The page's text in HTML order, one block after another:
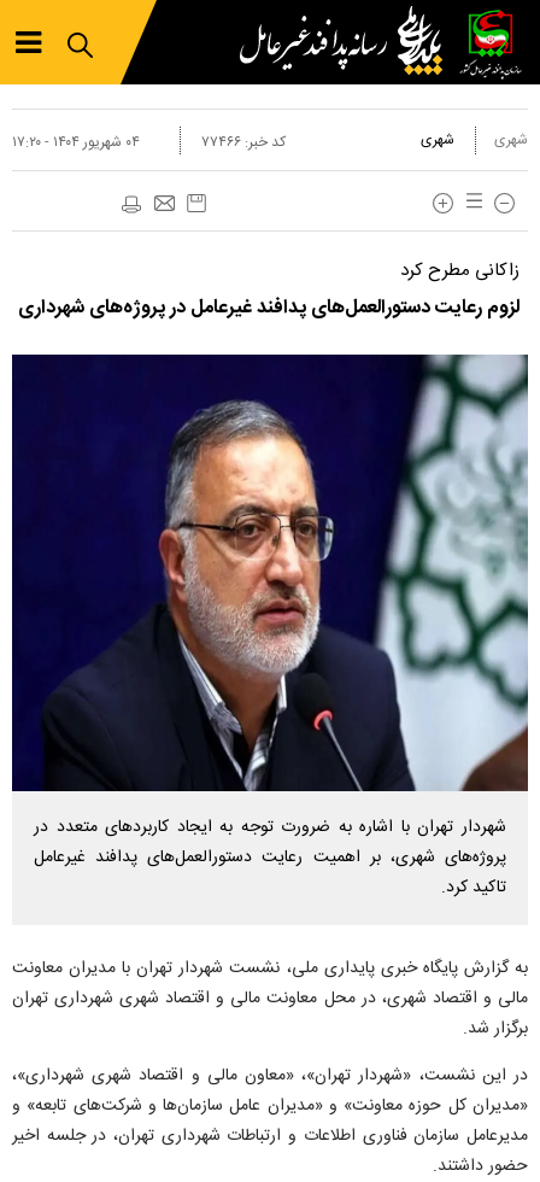
شهری شهری ۰۴ شهريور ۱۴۰۴ - ۱۷:۲۰ کد خبر:۷۷۴۶۶
زاکانی مطرح کرد
لزوم رعایت دستورالعمل‌های پدافند غیرعامل در پروژ‌ه‌های شهرداری
شهردار تهران با اشاره به ضرورت توجه به ایجاد کاربرد‌های متعدد در
پروژه‌های شهری، بر اهمیت رعایت دستورالعمل‌های پدافند غیرعامل
تاکید کرد.
به گزارش پایگاه خبری پایداری ملی، نشست شهردار تهران با مدیران معاونت
مالی و اقتصاد شهری، در محل معاونت مالی و اقتصاد شهری شهرداری تهران
برگزار شد.
در این نشست، «شهردار تهران»، «معاون مالی و اقتصاد شهری شهرداری»،
«مدیران کل حوزه معاونت» و «مدیران عامل سازمان‌ها و شرکت‌های تابعه» و
مدیرعامل سازمان فناوری اطلاعات و ارتباطات شهرداری تهران، در جلسه اخیر
حضور داشتند.